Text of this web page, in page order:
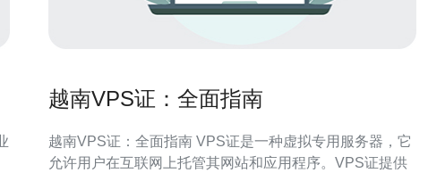
越南VPS证：全面指南
越南VPS证：全面指南 VPS证是一种虚拟专用服务器，它
允许用户在互联网上托管其网站和应用程序。VPS证提供